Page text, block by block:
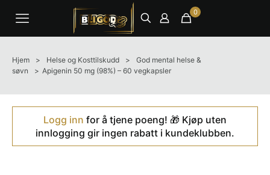
0
Hjem > Helse og Kosttilskudd >
God mental helse &
søvn
> Apigenin 50 mg (98%) – 60 vegkapsler
Logg inn for å tjene poeng! 🎁 Kjøp uten
innlogging gir ingen rabatt i kundeklubben.